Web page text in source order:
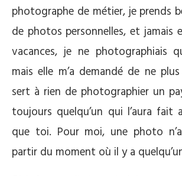
photographe de métier, je prends
de photos personnelles, et jamais
vacances, je ne photographiais
mais elle m’a demandé de ne
sert à rien de photographier un
toujours quelqu’un qui l’aura
que toi. Pour moi, une photo n’a
partir du moment où il y a